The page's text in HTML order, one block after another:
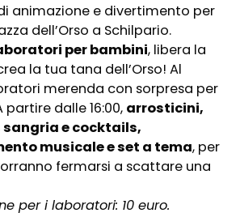
animazione e divertimento per
dell’Orso a Schilpario.
per bambini, libera la
la tua tana dell’Orso! Al
merenda con sorpresa per
dalle 16:00, arrosticini,
e cocktails,
musicale e set a tema, per
fermarsi a scattare una
per i laboratori: 10 euro.